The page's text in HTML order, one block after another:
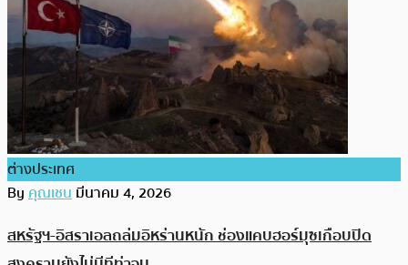
ต่างประเทศ
Byคุณเชนมีนาคม 4, 2026
สหรัฐฯ-อิสราเอลถล่มอิหร่านหนัก ช่องแคบฮอร์มุซเกือบปิด